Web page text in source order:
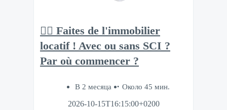
👷‍♂️ Faites de l'immobilier
locatif ! Avec ou sans SCI ?
Par où commencer ?
В 2 месяца
Около 45 мин.
2026-10-15T16:15:00+0200